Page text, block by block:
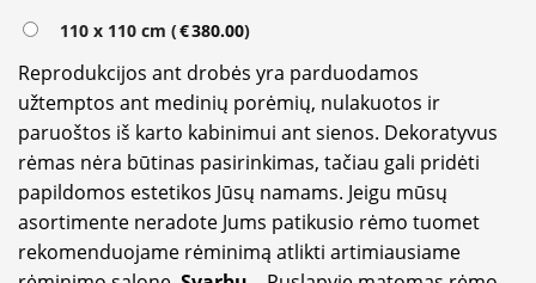
110 x 110 cm (€380.00)
Reprodukcijos ant drobės yra parduodamos
užtemptos ant medinių porėmių, nulakuotos ir
paruoštos iš karto kabinimui ant sienos. Dekoratyvus
rėmas nėra būtinas pasirinkimas, tačiau gali pridėti
papildomos estetikos Jūsų namams. Jeigu mūsų
asortimente neradote Jums patikusio rėmo tuomet
rekomenduojame rėminimą atlikti artimiausiame